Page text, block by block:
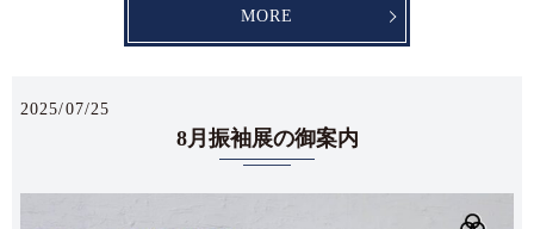
MORE
2025/07/25
8月振袖展の御案内